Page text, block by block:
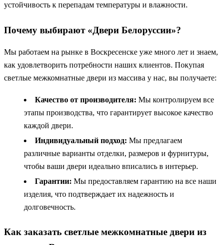
устойчивость к перепадам температуры и влажности.
Почему выбирают «Двери Белоруссии»?
Мы работаем на рынке в Воскресенске уже много лет и знаем,
как удовлетворить потребности наших клиентов. Покупая
светлые межкомнатные двери из массива у нас, вы получаете:
Качество от производителя: Мы контролируем все
этапы производства, что гарантирует высокое качество
каждой двери.
Индивидуальный подход: Мы предлагаем
различные варианты отделки, размеров и фурнитуры,
чтобы ваши двери идеально вписались в интерьер.
Гарантии: Мы предоставляем гарантию на все наши
изделия, что подтверждает их надежность и
долговечность.
Как заказать светлые межкомнатные двери из